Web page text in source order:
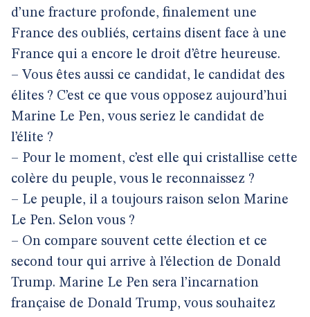
d’une fracture profonde, finalement une
France des oubliés, certains disent face à une
France qui a encore le droit d’être heureuse.
– Vous êtes aussi ce candidat, le candidat des
élites ? C’est ce que vous opposez aujourd’hui
Marine Le Pen, vous seriez le candidat de
l’élite ?
– Pour le moment, c’est elle qui cristallise cette
colère du peuple, vous le reconnaissez ?
– Le peuple, il a toujours raison selon Marine
Le Pen. Selon vous ?
– On compare souvent cette élection et ce
second tour qui arrive à l’élection de Donald
Trump. Marine Le Pen sera l’incarnation
française de Donald Trump, vous souhaitez